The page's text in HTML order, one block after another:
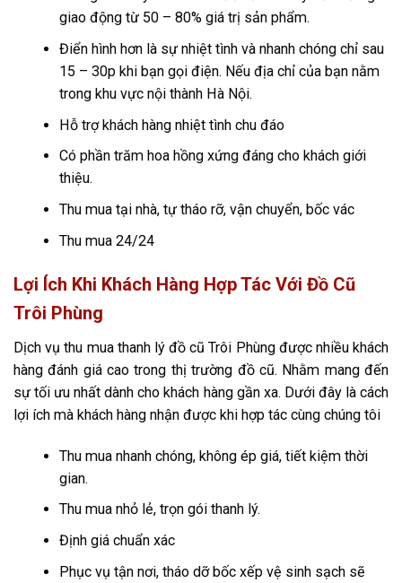
giao động từ 50 – 80% giá trị sản phẩm.
Điển hình hơn là sự nhiệt tình và nhanh chóng chỉ sau
15 – 30p khi bạn gọi điện. Nếu địa chỉ của bạn nằm
trong khu vực nội thành Hà Nội.
Hỗ trợ khách hàng nhiệt tình chu đáo
Có phần trăm hoa hồng xứng đáng cho khách giới
thiệu.
Thu mua tại nhà, tự tháo rỡ, vận chuyển, bốc vác
Thu mua 24/24
Lợi Ích Khi Khách Hàng Hợp Tác Với Đồ Cũ
Trôi Phùng
Dịch vụ thu mua thanh lý đồ cũ Trôi Phùng được nhiều khách
hàng đánh giá cao trong thị trường đồ cũ. Nhằm mang đến
sự tối ưu nhất dành cho khách hàng gần xa. Dưới đây là cách
lợi ích mà khách hàng nhận được khi hợp tác cùng chúng tôi
Thu mua nhanh chóng, không ép giá, tiết kiệm thời
gian.
Thu mua nhỏ lẻ, trọn gói thanh lý.
Định giá chuẩn xác
Phục vụ tận nơi, tháo dỡ bốc xếp vệ sinh sạch sẽ